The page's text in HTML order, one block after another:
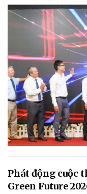
Phát động cuộc
Green Future